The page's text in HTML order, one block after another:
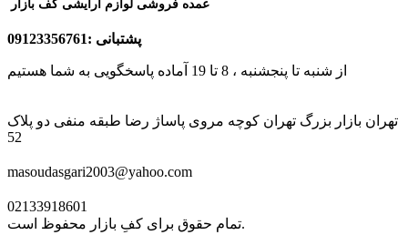
پشتبانی :09123356761
از شنبه تا پنجشنبه ، 8 تا 19 آماده پاسخگویی به شما هستیم
تهران بازار بزرگ تهران کوچه مروی پاساژ رضا طبقه منفی دو پلاک
52
masoudasgari2003@yahoo.com
02133918601
تمام حقوق برای کفِ بازار محفوظ است.